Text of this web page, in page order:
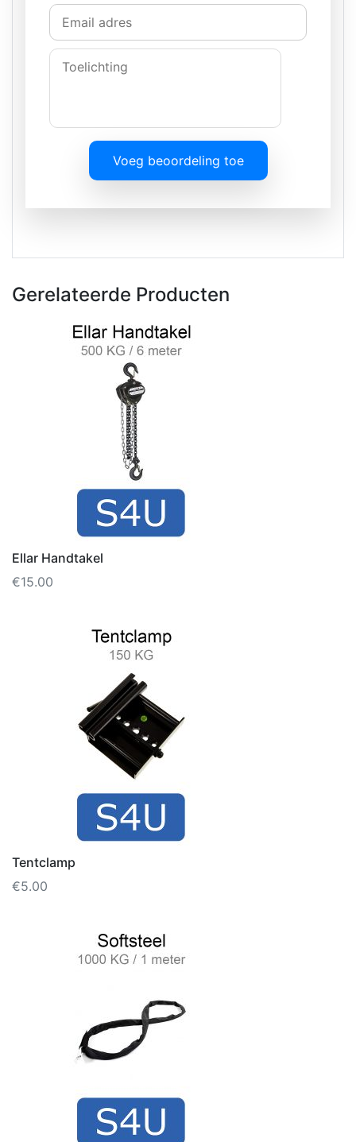
Voeg beoordeling toe
Gerelateerde Producten
Ellar Handtakel
€15.00
Tentclamp
€5.00